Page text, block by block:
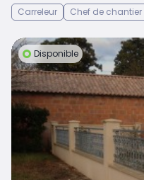
Carreleur
Chef de chantier
Disponible